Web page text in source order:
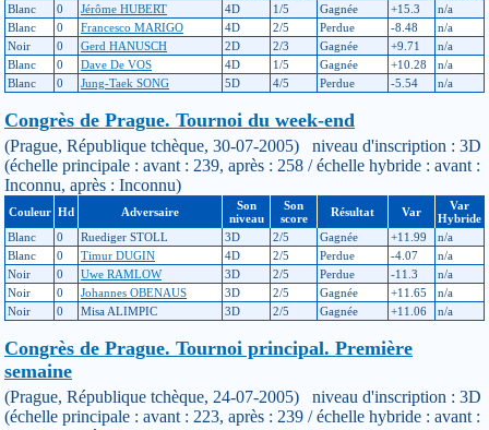
Blanc
0 Jérôme HUBERT 4D 1/5 Gagnée +15.3
n/a
Blanc
0 Francesco MARIGO 4D 2/5 Perdue -8.48
n/a
Noir
0 Gerd HANUSCH 2D 2/3 Gagnée +9.71
n/a
Blanc
0 Dave De VOS 4D 1/5 Gagnée +10.28
n/a
Blanc
0 Jung-Taek SONG 5D 4/5 Perdue -5.54 n/a
Congrès de Prague. Tournoi du week-end
(Prague, République tchèque, 30-07-2005) niveau d'inscription : 3D
(échelle principale : avant : 239, après : 258 / échelle hybride : avant :
Inconnu, après : Inconnu)
Couleur Hd Adversaire
Son
niveau
Son
score
Résultat Var
Var
Hybride
Blanc
0 Ruediger STOLL 3D 2/5 Gagnée +11.99
n/a
Blanc
0 Timur DUGIN 4D 2/5 Perdue -4.07
n/a
Noir
0 Uwe RAMLOW 3D 2/5 Perdue -11.3
n/a
Noir
0 Johannes OBENAUS 3D 2/5 Gagnée +11.65
n/a
Noir
0 Misa ALIMPIC 3D 2/5 Gagnée +11.06 n/a
Congrès de Prague. Tournoi principal. Première
semaine
(Prague, République tchèque, 24-07-2005) niveau d'inscription : 3D
(échelle principale : avant : 223, après : 239 / échelle hybride : avant :